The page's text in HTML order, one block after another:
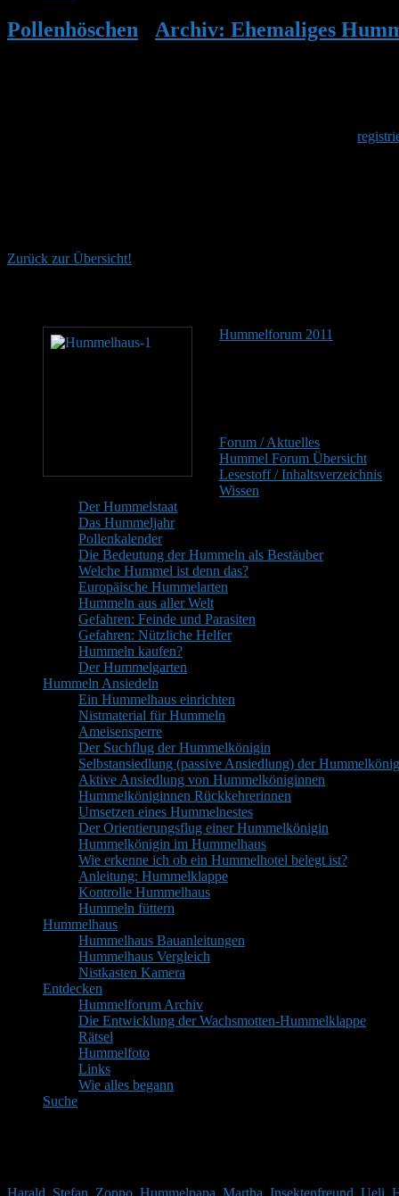
Pollenhöschen Archiv: Ehemaliges
Zurück zur Übersicht!
Hummelforum 2011
Forum / Aktuelles
Hummel Forum Übersicht
Lesestoff / Inhaltsverzeichnis
Wissen
Der Hummelstaat
Das Hummeljahr
Pollenkalender
Die Bedeutung der Hummeln als Bestäuber
Welche Hummel ist denn das?
Europäische Hummelarten
Hummeln aus aller Welt
Gefahren: Feinde und Parasiten
Gefahren: Nützliche Helfer
Hummeln kaufen?
Der Hummelgarten
Hummeln Ansiedeln
Ein Hummelhaus einrichten
Nistmaterial für Hummeln
Ameisensperre
Der Suchflug der Hummelkönigin
Selbstansiedlung (passive Ansiedlung) der
Aktive Ansiedlung von Hummelköniginnen
Hummelköniginnen Rückkehrerinnen
Umsetzen eines Hummelnestes
Der Orientierungsflug einer Hummelkönigin
Hummelkönigin im Hummelhaus
Wie erkenne ich ob ein Hummelhotel belegt ist?
Anleitung: Hummelklappe
Kontrolle Hummelhaus
Hummeln füttern
Hummelhaus
Hummelhaus Bauanleitungen
Hummelhaus Vergleich
Nistkasten Kamera
Entdecken
Hummelforum Archiv
Die Entwicklung der Wachsmotten-Hummelklappe
Rätsel
Hummelfoto
Links
Wie alles begann
Suche
Harald Stefan Zoppo Hummelpapa Martha Insektenfreund Ueli